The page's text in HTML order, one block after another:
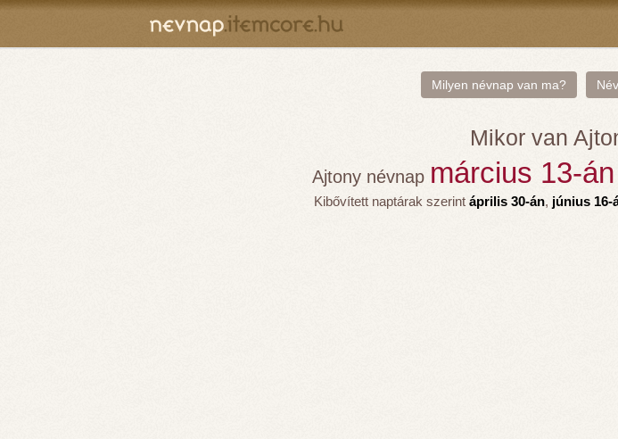
Milyen névnap van ma?
Mikor van
Ajtony névnap március 13-án
Kibővített naptárak szerint április 30-án, június 16-